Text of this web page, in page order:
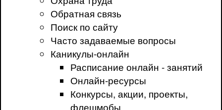
Обратная связь
Поиск по сайту
Часто задаваемые вопросы
Каникулы-онлайн
Расписание онлайн - занятий
Онлайн-ресурсы
Конкурсы, акции, проекты,
флешмобы